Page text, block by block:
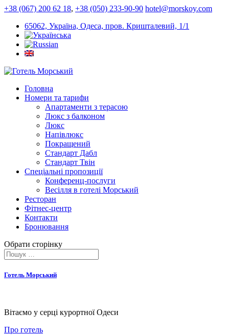
+38 (067) 200 62 18, +38 (050) 233-90-90 hotel@morskoy.com
65062, Україна, Одеса, пров. Кришталевий, 1/1
Головна
Номери та тарифи
Апартаменти з терасою
Люкс з балконом
Люкс
Напівлюкс
Покращений
Стандарт Дабл
Стандарт Твін
Спеціальні пропозиції
Конференц-послуги
Весілля в готелі Морський
Ресторан
Фітнес-центр
Контакти
Бронювання
Обрати сторінку
Готель Морський
Вітаємо у серці курортної Одеси
Про готель